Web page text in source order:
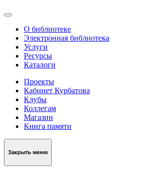
О библиотеке
Электронная библиотека
Услуги
Ресурсы
Каталоги
Проекты
Кабинет Курбатова
Клубы
Коллегам
Магазин
Книга памяти
Закрыть меню